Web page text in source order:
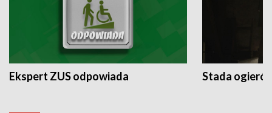
Ekspert ZUS odpowiada Stada